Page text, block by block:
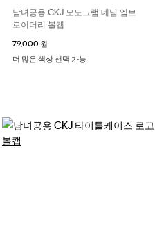
남녀공용 CKJ 모노그램 데님 엠브
로이더리 볼캡
79,000 원
더 많은 색상 선택 가능